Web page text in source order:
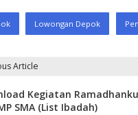
Lowongan Depok
Article
Kegiatan
SMA (List Ibadah)